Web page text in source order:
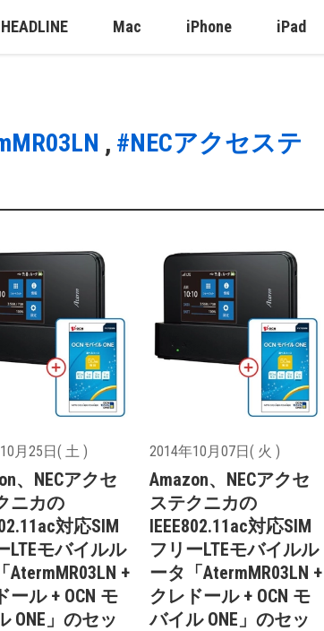
HEADLINE Mac iPhone iPad
, #NECアクセステ
月25日( 土 )
、NECアクセ
ニカの
対応SIM
LTEモバイルル
AtermMR03LN +
ール + OCN モ
ONE」のセッ
2014年10月07日( 火 )
Amazon、NECアクセ
ステクニカの
IEEE802.11ac対応SIM
フリーLTEモバイルル
ータ「AtermMR03LN +
クレドール + OCN モ
バイル ONE」のセッ